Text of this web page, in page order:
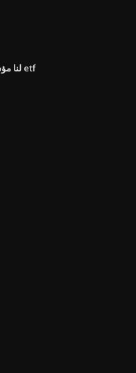
Manulife multifactor لنا مؤشر الأسهم الصغيرة etf